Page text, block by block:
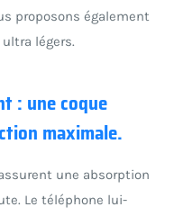
proposons également
légers.
: une coque
maximale.
une absorption
Le téléphone lui-